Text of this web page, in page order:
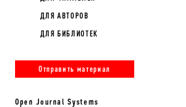
ДЛЯ АВТОРОВ
ДЛЯ БИБЛИОТЕК
Отправить материал
Open Journal Systems